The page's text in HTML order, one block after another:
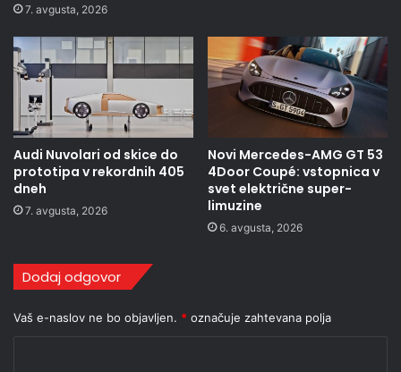
7. avgusta, 2026
Audi Nuvolari od skice do
prototipa v rekordnih 405
dneh
7. avgusta, 2026
Novi Mercedes-AMG GT 53
4Door Coupé: vstopnica v
svet električne super-
limuzine
6. avgusta, 2026
Dodaj odgovor
Vaš e-naslov ne bo objavljen. * označuje zahtevana polja